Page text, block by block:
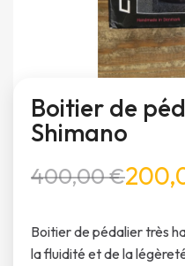
Boitier de
Shimano
400,00 €
Boitier de pédalier très
la fluidité et de la